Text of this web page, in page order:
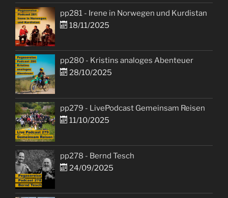
pp281 - Irene in Norwegen und Kurdistan
18/11/2025
pp280 - Kristins analoges Abenteuer
28/10/2025
pp279 - LivePodcast Gemeinsam Reisen
11/10/2025
pp278 - Bernd Tesch
24/09/2025